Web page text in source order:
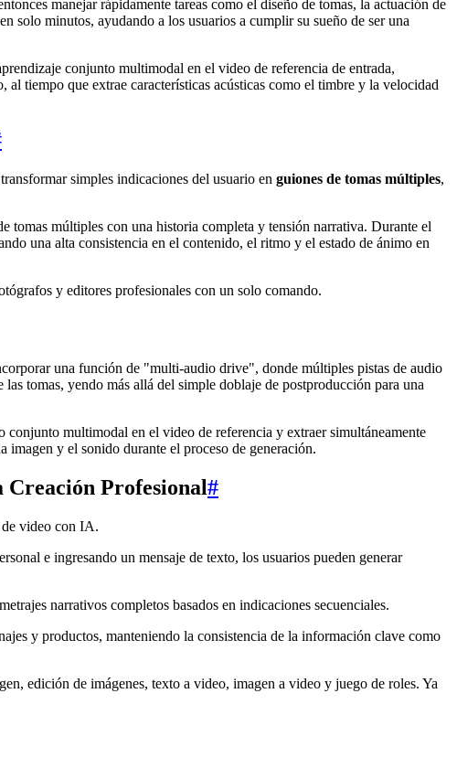
manejar rápidamente tareas como el diseño de tomas, la actuación de
solo minutos, ayudando a los usuarios a cumplir su sueño de ser una
conjunto multimodal en el video de referencia de entrada,
tiempo que extrae características acústicas como el timbre y la velocidad
simples indicaciones del usuario en guiones de tomas múltiples,
tomas múltiples con una historia completa y tensión narrativa. Durante el
una alta consistencia en el contenido, el ritmo y el estado de ánimo en
y editores profesionales con un solo comando.
una función de "multi-audio drive", donde múltiples pistas de audio
tomas, yendo más allá del simple doblaje de postproducción para una
conjunto multimodal en el video de referencia y extraer simultáneamente
imagen y el sonido durante el proceso de generación.
Creación Profesional#
de video con IA.
e ingresando un mensaje de texto, los usuarios pueden generar
narrativos completos basados en indicaciones secuenciales.
y productos, manteniendo la consistencia de la información clave como
edición de imágenes, texto a video, imagen a video y juego de roles. Ya